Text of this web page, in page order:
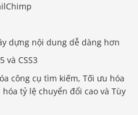
dựng nội dung dễ dàng hơn
và CSS3
công cụ tìm kiếm, Tối ưu hóa
tỷ lệ chuyển đổi cao và Tùy